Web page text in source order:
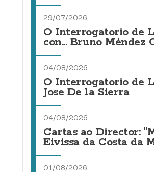
29/07/2026
O Interrogatorio de
con... Bruno Méndez
04/08/2026
O Interrogatorio de
Jose De la Sierra
04/08/2026
Cartas ao Director:
Eivissa da Costa da
01/08/2026